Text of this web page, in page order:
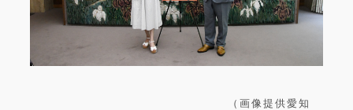
（画像提供愛知